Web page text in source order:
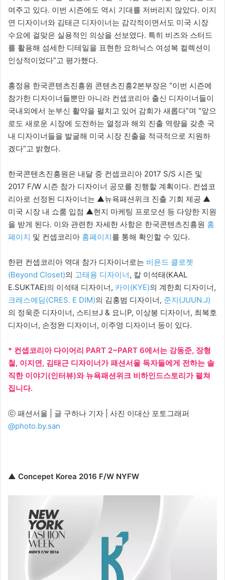
여주고 있다. 이번 시즌에도 역시 기대를 저버리지 않았다. 이지
연 디자이너와 김태근 디자이너는 감각적이면서도 미국 시장
수요에 걸맞은 실용적인 의상을 선보였다. 특히 비즈와 스터드
를 활용해 섬세한 디테일을 표현한 요하닉스 여성복 컬렉션이
인상적이었다”고 평가했다.
홍정용 한국콘텐츠진흥원 콘텐츠진흥2본부장은 “이번 시즌에
참가한 디자이너들뿐만 아니라 컨셉코리아 출신 디자이너들이
국내외에서 눈부신 활약을 펼치고 있어 감회가 새롭다”며 “앞으
로도 새로운 시장에 도전하는 열정과 해외 진출 역량을 갖춘 국
내 디자이너들을 발굴해 미국 시장 진출을 적극적으로 지원하
겠다”고 밝혔다.
한국콘텐츠진흥원은 내달 중 컨셉코리아 2017 S/S 시즌 및
2017 F/W 시즌 참가 디자이너 공모를 진행할 계획이다. 컨셉코
리아로 선정된 디자이너는 ▲뉴욕패션위크 진출 기회 제공 ▲
미국 시장 내 쇼룸 입점 ▲현지 마케팅 프로모션 등 다양한 지원
을 받게 된다. 이와 관련한 자세한 사항은 한국콘텐츠진흥원 홈
페이지 및 컨셉코리아 홈페이지를 통해 확인할 수 있다.
한편 컨셉코리아 역대 참가 디자이너로는 비욘드 클로젯
(Beyond Closet)의 고태용 디자이너, 칼 이석태(KAAL
E.SUKTAE)의 이석태 디자이너, 카이(KYE)의 계한희 디자이너,
크레스에딤(CRES. E DIM)의 김홍범 디자이너, 준지(JUUN.J)
의 정욱준 디자이너, 스티브J & 요니P, 이상봉 디자이너, 최복호
디자이너, 손정완 디자이너, 이주영 디자이너 등이 있다.
* 컨셉코리아 다이어리 PART 2~PART 6에서는 강동준, 장형
철, 이지연, 김태근 디자이너가 패션서울 독자들에게 전하는 솔
직한 이야기(인터뷰)와 뉴욕패션위크 비하인드스토리가 펼쳐
집니다.
ⓒ 패션서울 | 글 구하나 기자 | 사진 이대산 포토그래퍼
@photo.by.san
▲ Concepet Korea 2016 F/W NYFW